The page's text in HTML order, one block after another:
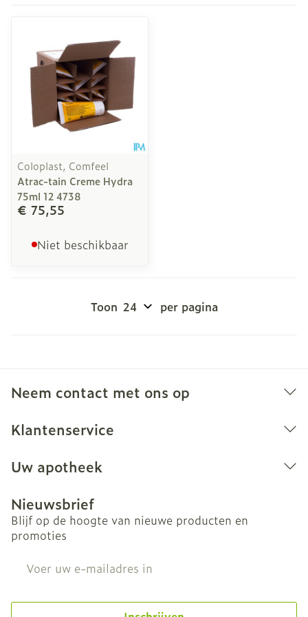
Coloplast, Comfeel
Atrac-tain Creme Hydra
75ml 12 4738
€ 75,55
Niet beschikbaar
Toon per pagina
Neem contact met ons op
Klantenservice
Uw apotheek
Nieuwsbrief
Blijf op de hoogte van nieuwe producten en
promoties